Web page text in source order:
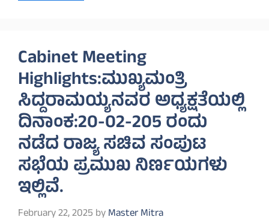
Cabinet Meeting
Highlights:ಮುಖ್ಯಮಂತ್ರಿ
ಸಿದ್ದರಾಮಯ್ಯನವರ ಅಧ್ಯಕ್ಷತೆಯಲ್ಲಿ
ದಿನಾಂಕ:20-02-205 ರಂದು
ನಡೆದ ರಾಜ್ಯ ಸಚಿವ ಸಂಪುಟ
ಸಭೆಯ ಪ್ರಮುಖ ನಿರ್ಣಯಗಳು
ಇಲ್ಲಿವೆ.
February 22, 2025 byMaster Mitra